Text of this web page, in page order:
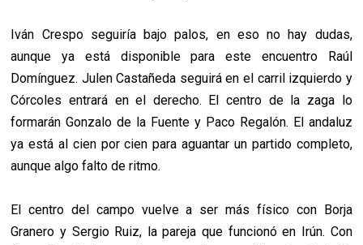
Iván Crespo seguiría bajo palos, en eso no hay dudas,
aunque ya está disponible para este encuentro Raúl
Domínguez. Julen Castañeda seguirá en el carril izquierdo y
Córcoles entrará en el derecho. El centro de la zaga lo
formarán Gonzalo de la Fuente y Paco Regalón. El andaluz
ya está al cien por cien para aguantar un partido completo,
aunque algo falto de ritmo.
El centro del campo vuelve a ser más físico con Borja
Granero y Sergio Ruiz, la pareja que funcionó en Irún. Con